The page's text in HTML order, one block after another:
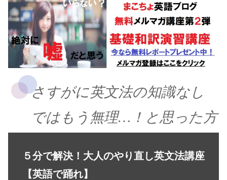
さすがに英文法の知識なし
ではもう無理…！と思った方
５分で解決！大人のやり直し英文法講座
【英語で踊れ】